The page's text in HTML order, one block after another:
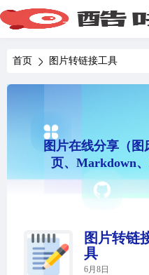
首页 图片转链接工具
图片在线分享（
页、Markdown
图片转链
具
6月8日